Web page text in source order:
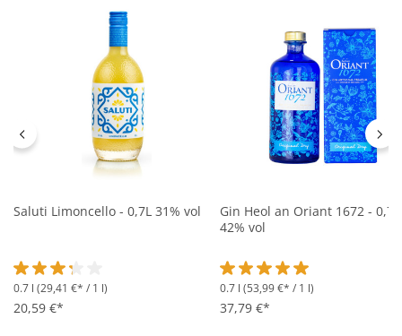
Saluti Limoncello - 0,7L 31% vol
Durchschnittliche Bewertung von 3.2 von 5 Sternen
0.7 l (29,41 €* / 1 l)
20,59 €*
Gin Heol an Oriant 1672 - 0,7L
42% vol
Durchschnittliche
0.7 l (53,99 €* / 1 l)
37,79 €*